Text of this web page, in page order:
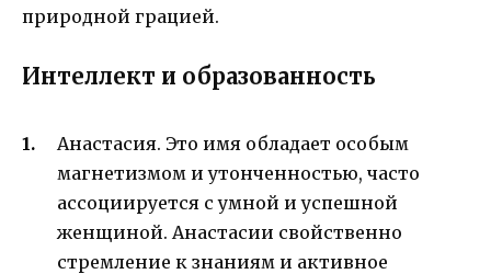
природной грацией.
Интеллект и образованность
Анастасия. Это имя обладает особым
магнетизмом и утонченностью, часто
ассоциируется с умной и успешной
женщиной. Анастасии свойственно
стремление к знаниям и активное